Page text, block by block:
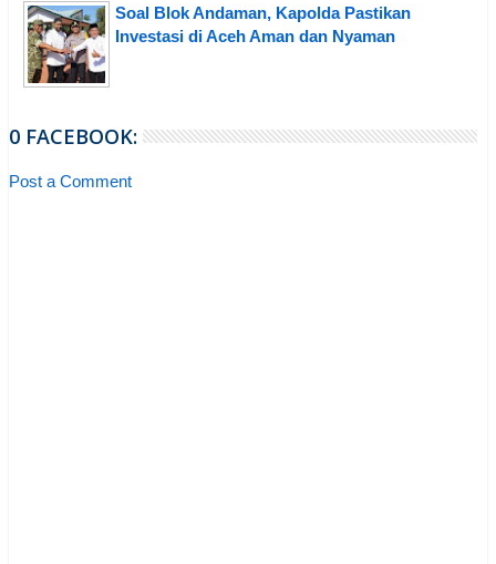
Soal Blok Andaman, Kapolda Pastikan
Investasi di Aceh Aman dan Nyaman
0 FACEBOOK:
Post a Comment